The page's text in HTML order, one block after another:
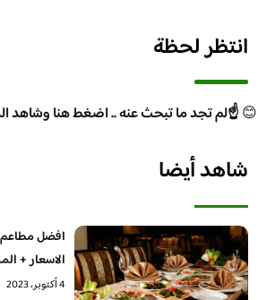
انتظر لحظة
😊☝️لم تجد ما تبحث عنه .. اضغط هنا وشاهد
شاهد أيضا
افضل مطاعم
الاسعار +
4 أكتوبر، 2023